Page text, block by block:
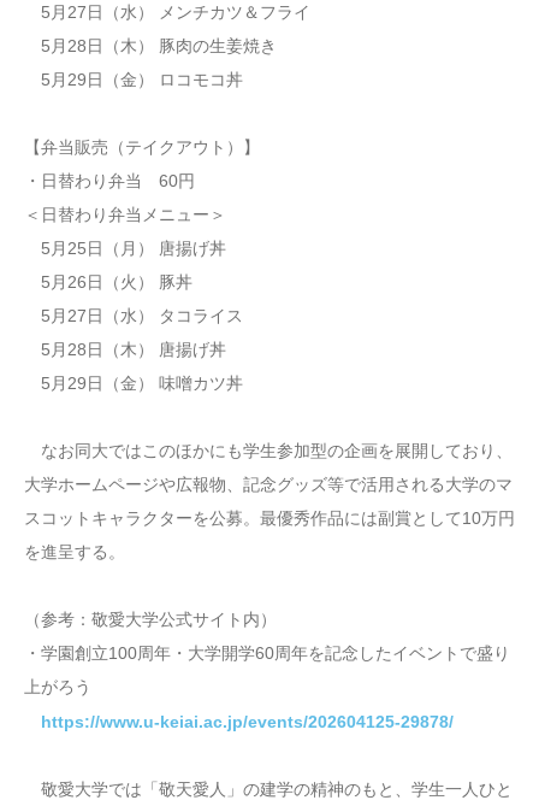
5月27日（水） メンチカツ＆フライ
5月28日（木） 豚肉の生姜焼き
5月29日（金） ロコモコ丼
【弁当販売（テイクアウト）】
・日替わり弁当 60円
＜日替わり弁当メニュー＞
5月25日（月） 唐揚げ丼
5月26日（火） 豚丼
5月27日（水） タコライス
5月28日（木） 唐揚げ丼
5月29日（金） 味噌カツ丼
なお同大ではこのほかにも学生参加型の企画を展開しており、
大学ホームページや広報物、記念グッズ等で活用される大学のマ
スコットキャラクターを公募。最優秀作品には副賞として10万円
を進呈する。
（参考：敬愛大学公式サイト内）
・学園創立100周年・大学開学60周年を記念したイベントで盛り
上がろう
https://www.u-keiai.ac.jp/events/202604125-29878/
敬愛大学では「敬天愛人」の建学の精神のもと、学生一人ひと